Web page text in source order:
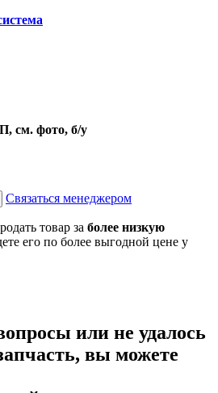
см. фото, б/у
Связаться менеджером
товар за более низкую
его по более выгодной цене у
или не удалось
вы можете